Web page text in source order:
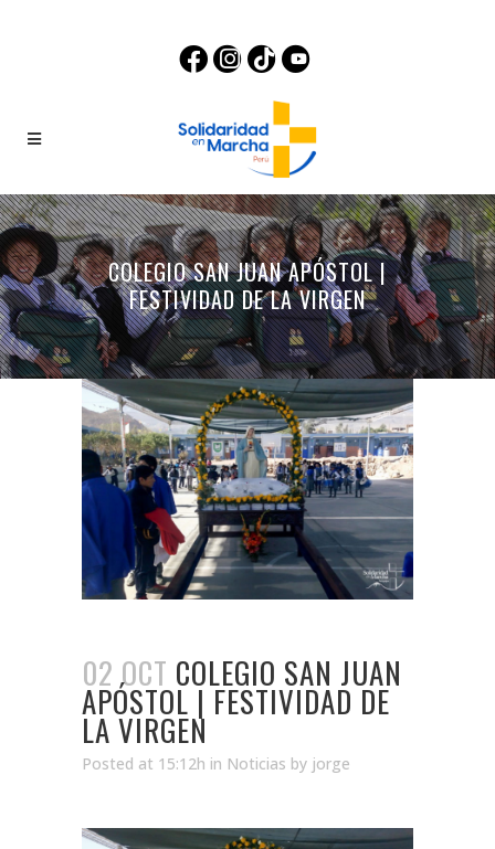
COLEGIO SAN JUAN APÓSTOL |
FESTIVIDAD DE LA VIRGEN
02 OCT COLEGIO SAN JUAN
APÓSTOL | FESTIVIDAD DE
LA VIRGEN
Posted at 15:12h in Noticias by jorge